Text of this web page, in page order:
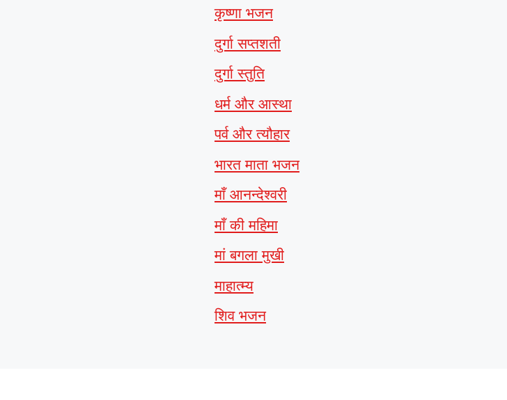
कृष्णा भजन
दुर्गा सप्तशती
दुर्गा स्तुति
धर्म और आस्था
पर्व और त्यौहार
भारत माता भजन
माँ आनन्देश्वरी
माँ की महिमा
मां बगला मुखी
माहात्म्य
शिव भजन